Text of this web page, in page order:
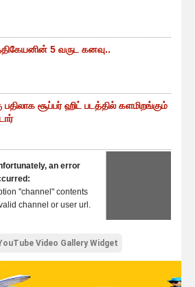
5 வருட கனவு..
பதிலாக சூப்பர் ஹிட் படத்தில் களமிறங்கும்
an error
"channel" contents
channel or user url.
Video Gallery Widget